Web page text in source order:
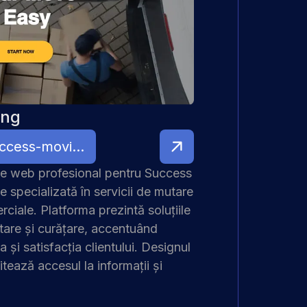
https://www.success-moving.com/
web profesional pentru Success
specializată în servicii de mutare
Platforma prezintă soluțiile
și curățare, accentuând
și satisfacția clientului. Designul
accesul la informații și